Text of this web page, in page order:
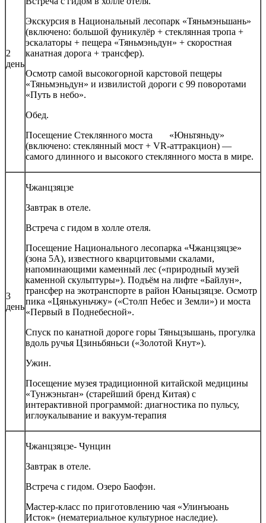
2
день
Экскурсия в Национальный лесопарк «Тяньмэньшань»
(включено: большой фуникулёр + стеклянная тропа +
эскалаторы + пещера «Тяньмэньдун» + скоростная
канатная дорога + трансфер).
Осмотр самой высокогорной карстовой пещеры
«Тяньмэньдун» и извилистой дороги с 99 поворотами
«Путь в небо».
Обед.
Посещение Стеклянного моста «Юньтяньду»
(включено: стеклянный мост + VR-аттракцион) —
самого длинного и высокого стеклянного моста в мире.
3
день
Чжанцзяцзе
Завтрак в отеле.
Встреча с гидом в холле отеля.
Посещение Национального лесопарка «Чжанцзяцзе»
(зона 5A), известного кварцитовыми скалами,
напоминающими каменный лес («природный музей
каменной скульптуры»). Подъём на лифте «Байлун»,
трансфер на экотранспорте в район Юаньцзяцзе. Осмотр
пика «Цянькуньчжу» («Столп Небес и Земли») и моста
«Первый в Поднебесной».
Спуск по канатной дороге горы Тяньцзышань, прогулка
вдоль ручья Цзиньбяньси («Золотой Кнут»).
Ужин.
Посещение музея традиционной китайской медицины
«Тунжэньтан» (старейший бренд Китая) с
интерактивной программой: диагностика по пульсу,
иглоукалывание и вакуум-терапия
Чжанцзяцзе- Чунцин
Завтрак в отеле.
Встреча с гидом. Озеро Баофэн.
Мастер-класс по приготовлению чая «Улинъюань
Исток» (нематериальное культурное наследие).